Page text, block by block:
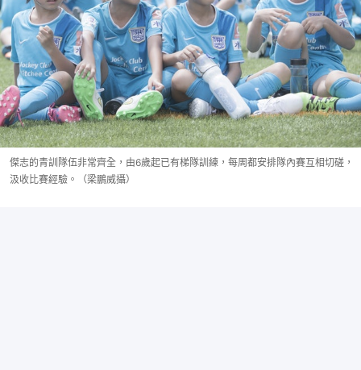
傑志的青訓隊伍非常齊全，由6歲起已有梯隊訓練，每周都安排隊內賽互相切磋，
汲收比賽經驗。（梁鵬威攝）